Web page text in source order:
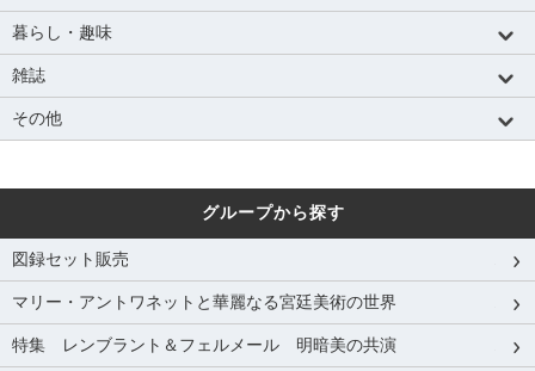
暮らし・趣味
雑誌
その他
グループから探す
図録セット販売
マリー・アントワネットと華麗なる宮廷美術の世界
特集 レンブラント＆フェルメール 明暗美の共演